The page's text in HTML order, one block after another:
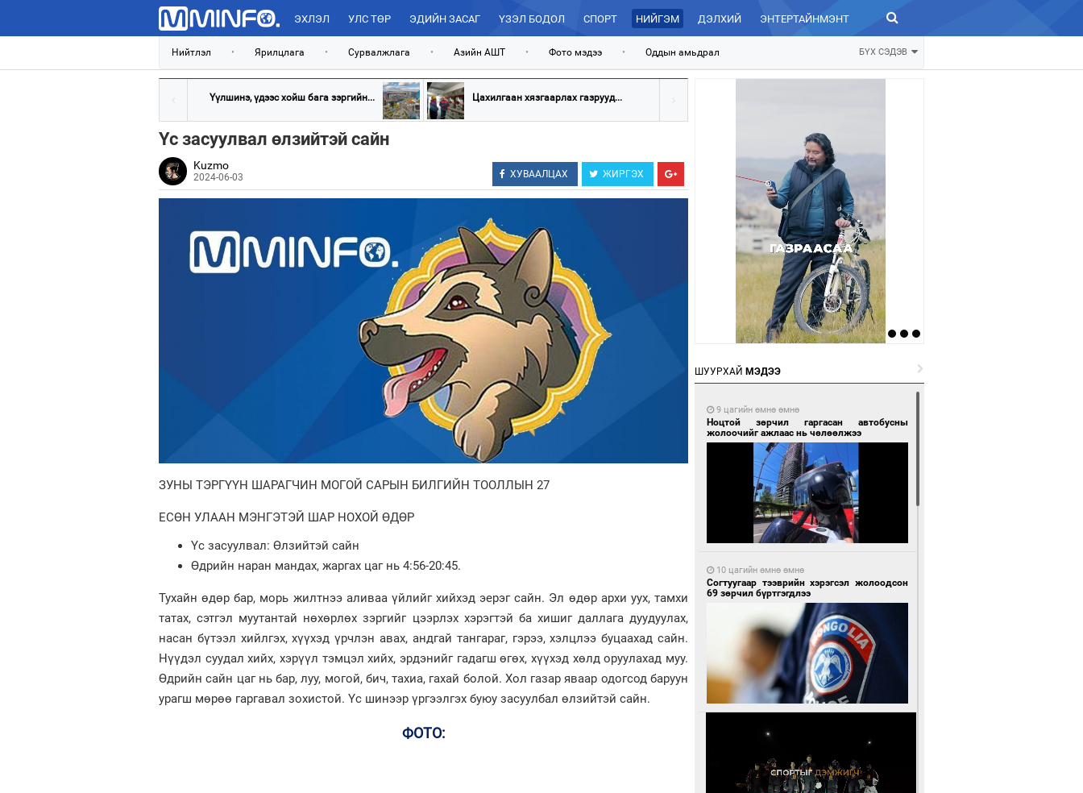
ЭХЛЭЛ УЛС ТӨР ЭДИЙН ЗАСАГ ҮЗЭЛ БОДОЛ СПОРТ НИЙГЭМ ДЭЛХИЙ ЭНТЕРТАЙНМЭНТ ЗУРХАЙ
Нийтлэл • Ярилцлага • Сурвалжлага • Азийн АШТ • Фото мэдээ • Оддын амьдрал БҮХ СЭДЭВ
Үүлшинэ, үдээс хойш бага зэргийн... Цахилгаан хязгаарлах газрууд...
Үс засуулвал өлзийтэй сайн
Kuzmo
2024-06-03 ХУВААЛЦАХ ЖИРГЭХ
ЗУНЫ ТЭРГҮҮН ШАРАГЧИН МОГОЙ САРЫН БИЛГИЙН ТООЛЛЫН 27
ЕСӨН УЛААН МЭНГЭТЭЙ ШАР НОХОЙ ӨДӨР
Үс засуулвал: Өлзийтэй сайн
Өдрийн наран мандах, жаргах цаг нь 4:56-20:45.
Тухайн өдөр бар, морь жилтнээ аливаа үйлийг хийхэд эерэг сайн. Эл өдөр архи уух, тамхи
татах, сэтгэл муутантай нөхөрлөх зэргийг цээрлэх хэрэгтэй ба хишиг даллага дуудуулах,
насан бүтээл хийлгэх, хүүхэд үрчлэн авах, андгай тангараг, гэрээ, хэлцлээ буцаахад сайн.
Нүүдэл суудал хийх, хэрүүл тэмцэл хийх, эрдэнийг гадагш өгөх, хүүхэд хөлд оруулахад муу.
Өдрийн сайн цаг нь бар, луу, могой, бич, тахиа, гахай болой. Хол газар яваар одогсод баруун
урагш мөрөө гаргавал зохистой. Үс шинээр үргээлгэх буюу засуулбал өлзийтэй сайн.
ФОТО:
ШУУРХАЙ МЭДЭЭ
9 цагийн өмнө өмнө
Ноцтой зөрчил гаргасан автобусны
жолоочийг ажлаас нь чөлөөлжээ
10 цагийн өмнө өмнө
Согтуугаар тээврийн хэрэгсэл жолоодсон
69 зөрчил бүртгэгдлээ